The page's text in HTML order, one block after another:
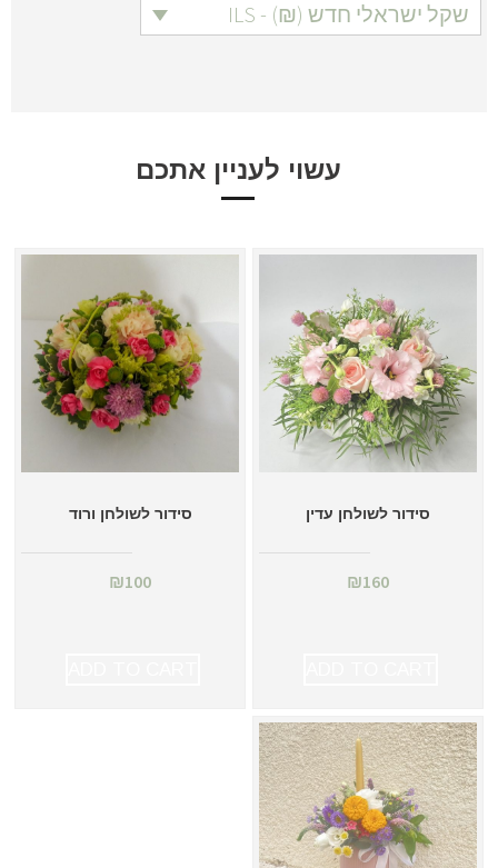
שקל ישראלי חדש (₪) - ILS
עשוי לעניין אתכם
סידור לשולחן עדין
₪160
סידור לשולחן ורוד
₪100